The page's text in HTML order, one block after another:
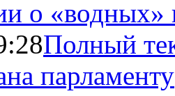
о «водных»
Полный
парламенту